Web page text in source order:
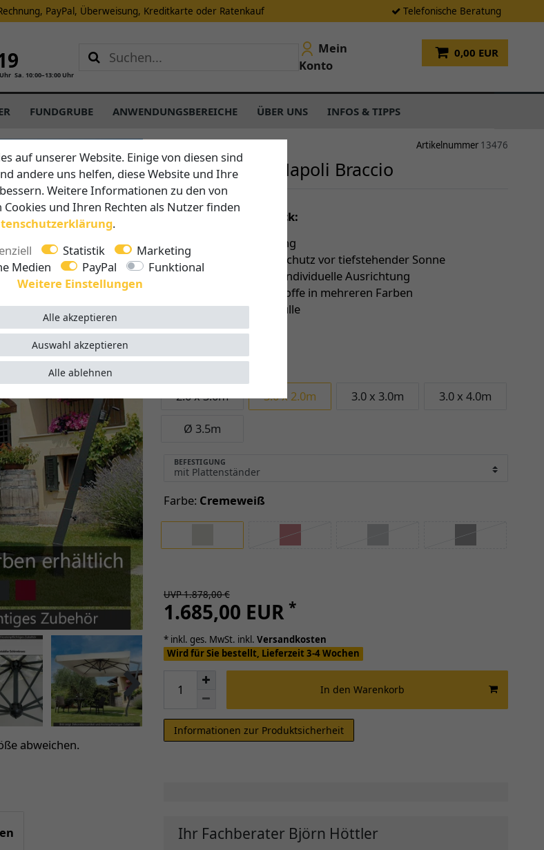
PayPal, Überweisung, Kreditkarte oder Ratenkauf Telefonische Beratung
0,00 EUR
Sa. 10:00–13:00 Uhr
Mein
Konto
FUNDGRUBE ANWENDUNGSBEREICHE ÜBER UNS INFOS & TIPPS
abweichen.
Artikelnummer 13476
Ampelschirm Napoli Braccio
Vorteile auf einen Blick:
einfache Bedienung
20° neigbar zum Schutz vor tiefstehender Sonne
360° Drehbar für individuelle Ausrichtung
langlebige Acrylstoffe in mehreren Farben
inklusive Schutzhülle
Größe:3.0 x 2.0m
2.0 x 3.0m 3.0 x 2.0m 3.0 x 3.0m 3.0 x 4.0m
Ø 3.5m
BEFESTIGUNG
Farbe: Cremeweiß
UVP 1.878,00 €
1.685,00 EUR *
* inkl. ges. MwSt. inkl. Versandkosten
Wird für Sie bestellt, Lieferzeit 3-4 Wochen
In den Warenkorb
Informationen zur Produktsicherheit
Ihr Fachberater Björn Höttler
auf unserer Website. Einige von diesen sind
andere uns helfen, diese Website und Ihre
Weitere Informationen zu den von
und Ihren Rechten als Nutzer finden
.
Statistik
Marketing
Medien
PayPal
Funktional
Weitere Einstellungen
Alle akzeptieren
Alle ablehnen
Auswahl akzeptieren